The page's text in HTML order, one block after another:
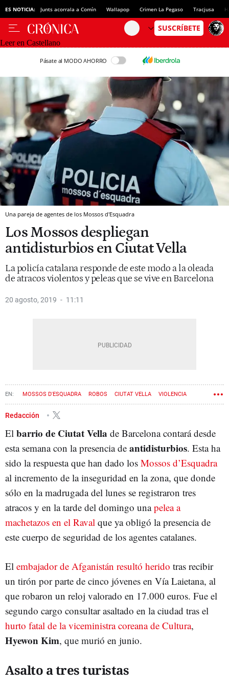
ES NOTICIA: Junts acorrala a Comín Wallapop Crimen La Pegaso Tracjusa
Leer en Castellano
Pásate al MODO AHORRO
Una pareja de agentes de los Mossos d'Esquadra
Los Mossos despliegan
antidisturbios en Ciutat Vella
La policía catalana responde de este modo a la oleada
de atracos violentos y peleas que se vive en Barcelona
20 agosto, 2019 11:11
MOSSOS D'ESQUADRA ROBOS CIUTAT VELLA VIOLENCIA
HURTOS
Redacción
El barrio de Ciutat Vella de Barcelona contará desde
esta semana con la presencia de antidisturbios. Esta ha
sido la respuesta que han dado los Mossos d’Esquadra
al incremento de la inseguridad en la zona, que donde
sólo en la madrugada del lunes se registraron tres
atracos y en la tarde del domingo unapelea a
machetazos en el Raval que ya obligó la presencia de
este cuerpo de seguridad de los agentes catalanes.
El embajador de Afganistán resultó herido tras recibir
un tirón por parte de cinco jóvenes en Vía Laietana, al
que robaron un reloj valorado en 17.000 euros. Fue el
segundo cargo consultar asaltado en la ciudad tras el
hurto fatal de la viceministra coreana de Cultura,
Hyewon Kim, que murió en junio.
Asalto a tres turistas